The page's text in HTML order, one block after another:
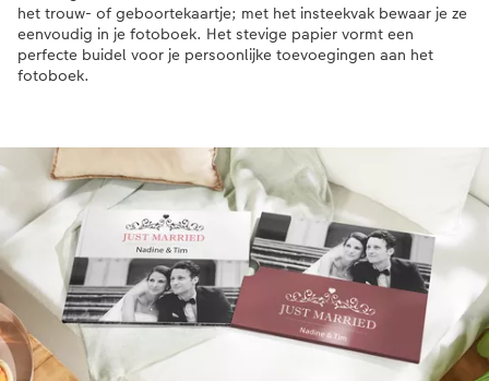
het trouw- of geboortekaartje; met het insteekvak bewaar je ze
eenvoudig in je fotoboek. Het stevige papier vormt een
perfecte buidel voor je persoonlijke toevoegingen aan het
fotoboek.